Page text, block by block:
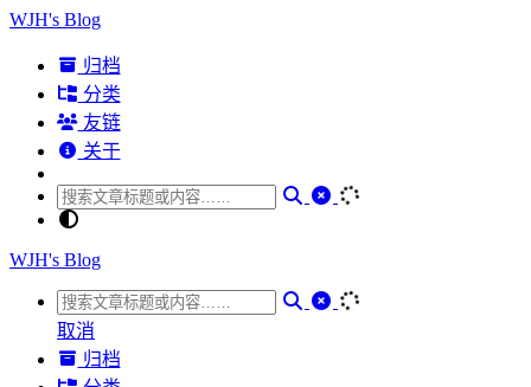
WJH's Blog
归档
分类
友链
关于
WJH's Blog
取消
归档